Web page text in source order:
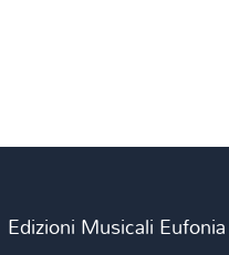
Edizioni Musicali Eufonia